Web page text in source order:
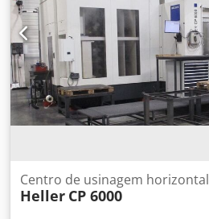
Centro de usinagem horizontal
Heller CP 6000